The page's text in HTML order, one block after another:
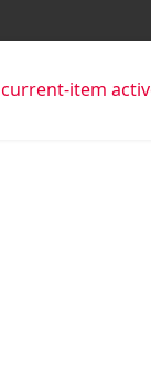
current-item